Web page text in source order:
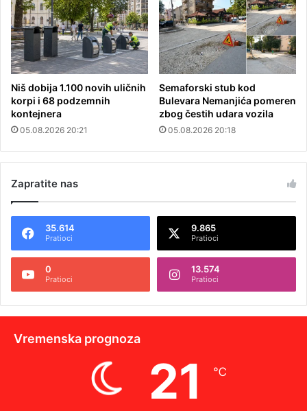
Niš dobija 1.100 novih uličnih
korpi i 68 podzemnih
kontejnera
05.08.2026 20:21
Semaforski stub kod
Bulevara Nemanjića pomeren
zbog čestih udara vozila
05.08.2026 20:18
Zapratite nas
35.614
Pratioci
9.865
Pratioci
0
Pratioci
13.574
Pratioci
Vremenska prognoza
21 ℃